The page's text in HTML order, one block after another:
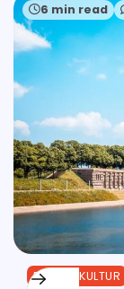
6 min read
REISE & KULTUR